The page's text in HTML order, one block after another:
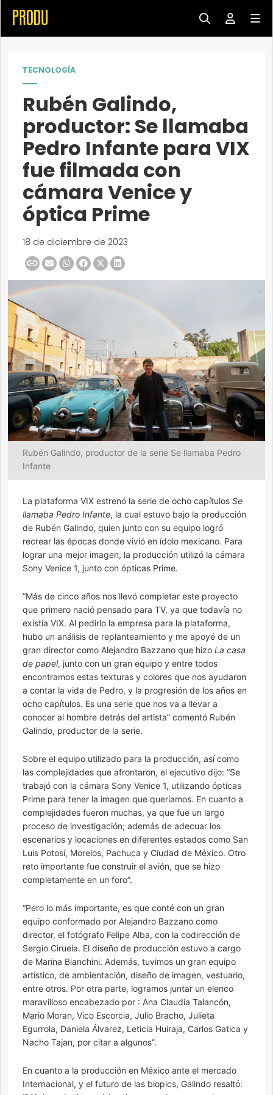
TECNOLOGÍA
Rubén Galindo,
productor: Se llamaba
Pedro Infante para VIX
fue filmada con
cámara Venice y
óptica Prime
18 de diciembre de 2023
Rubén Galindo, productor de la serie Se llamaba Pedro
Infante
La plataforma VIX estrenó la serie de ocho capítulos Se
llamaba Pedro Infante, la cual estuvo bajo la producción
de Rubén Galindo, quien junto con su equipo logró
recrear las épocas donde vivió en ídolo mexicano. Para
lograr una mejor imagen, la producción utilizó la cámara
Sony Venice 1, junto con ópticas Prime.
“Más de cinco años nos llevó completar este proyecto
que primero nació pensado para TV, ya que todavía no
existía VIX. Al pedirlo la empresa para la plataforma,
hubo un análisis de replanteamiento y me apoyé de un
gran director como Alejandro Bazzano que hizo La casa
de papel, junto con un gran equipo y entre todos
encontramos estas texturas y colores que nos ayudaron
a contar la vida de Pedro, y la progresión de los años en
ocho capítulos. Es una serie que nos va a llevar a
conocer al hombre detrás del artista” comentó Rubén
Galindo, productor de la serie.
Sobre el equipo utilizado para la producción, así como
las complejidades que afrontaron, el ejecutivo dijo: “Se
trabajó con la cámara Sony Venice 1, utilizando ópticas
Prime para tener la imagen que queríamos. En cuanto a
complejidades fueron muchas, ya que fue un largo
proceso de investigación; además de adecuar los
escenarios y locaciones en diferentes estados como San
Luis Potosí, Morelos, Pachuca y Ciudad de México. Otro
reto importante fue construir el avión, que se hizo
completamente en un foro”.
“Pero lo más importante, es que conté con un gran
equipo conformado por Alejandro Bazzano como
director, el fotógrafo Felipe Alba, con la codirección de
Sergio Ciruela. El diseño de producción estuvo a cargo
de Marina Bianchini. Además, tuvimos un gran equipo
artístico, de ambientación, diseño de imagen, vestuario,
entre otros. Por otra parte, logramos juntar un elenco
maravilloso encabezado por : Ana Claudia Talancón,
Mario Moran, Vico Escorcia, Julio Bracho, Julieta
Egurrola, Daniela Álvarez, Leticia Huiraja, Carlos Gatica y
Nacho Tajan, por citar a algunos”.
En cuanto a la producción en México ante el mercado
Internacional, y el futuro de las biopics, Galindo resaltó: